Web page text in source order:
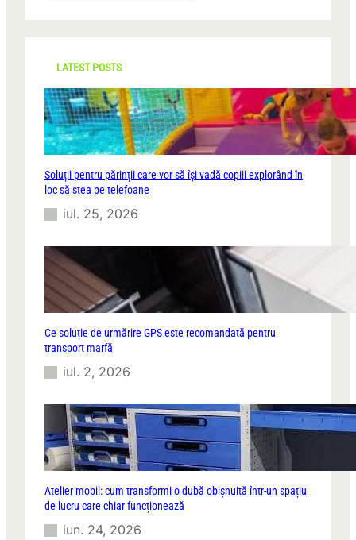
r
c
LATEST POSTS
Soluții pentru părinții care vor să își vadă copiii explorând în
loc să stea pe telefoane
iul. 25, 2026
Ce soluție de urmărire GPS este recomandată pentru
transport marfă
iul. 2, 2026
Atelier mobil: cum transformi o dubă obișnuită într-un spațiu
de lucru care chiar funcționează
iun. 24, 2026